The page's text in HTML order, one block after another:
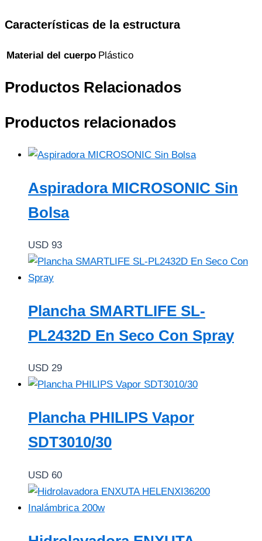
Características de la estructura
Material del cuerpo Plástico
Productos Relacionados
Productos relacionados
Aspiradora MICROSONIC Sin
Bolsa
USD 93
Plancha SMARTLIFE SL-
PL2432D En Seco Con Spray
USD 29
Plancha PHILIPS Vapor
SDT3010/30
USD 60